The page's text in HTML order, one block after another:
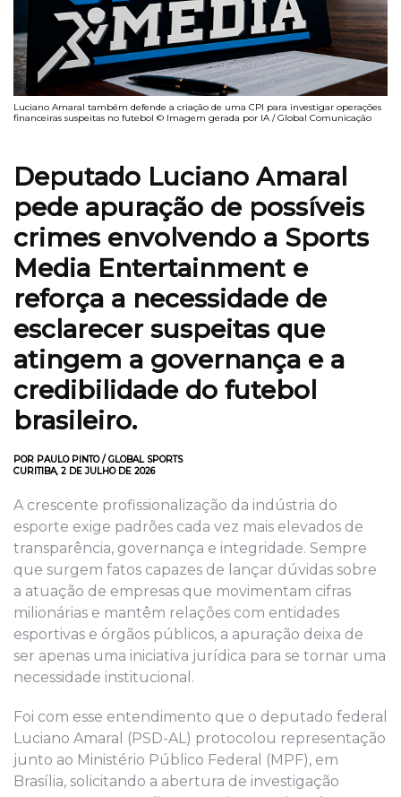
Luciano Amaral também defende a criação de uma CPI para investigar operações
financeiras suspeitas no futebol © Imagem gerada por IA / Global Comunicação
Deputado Luciano Amaral
pede apuração de possíveis
crimes envolvendo a Sports
Media Entertainment e
reforça a necessidade de
esclarecer suspeitas que
atingem a governança e a
credibilidade do futebol
brasileiro.
POR PAULO PINTO / GLOBAL SPORTS
CURITIBA, 2 DE JULHO DE 2026
A crescente profissionalização da indústria do
esporte exige padrões cada vez mais elevados de
transparência, governança e integridade. Sempre
que surgem fatos capazes de lançar dúvidas sobre
a atuação de empresas que movimentam cifras
milionárias e mantêm relações com entidades
esportivas e órgãos públicos, a apuração deixa de
ser apenas uma iniciativa jurídica para se tornar uma
necessidade institucional.
Foi com esse entendimento que o deputado federal
Luciano Amaral (PSD-AL) protocolou representação
junto ao Ministério Público Federal (MPF), em
Brasília, solicitando a abertura de investigação